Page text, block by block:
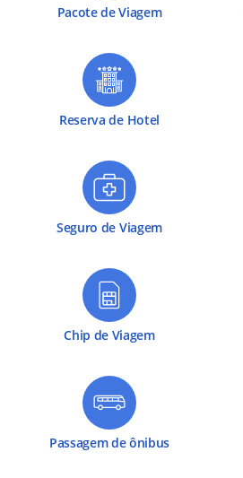
Pacote de Viagem
Reserva de Hotel
Seguro de Viagem
Chip de Viagem
Passagem de ônibus